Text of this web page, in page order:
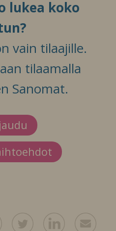
lukea koko
vain tilaajille.
tilaamalla
Sanomat.